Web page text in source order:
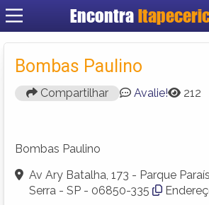
Encontra
Cadastrar
Bombas Paulino
Compartilhar Avalie! 212
Bombas Paulino
Av Ary Batalha, 173 - Parque
Serra - SP - 06850-335